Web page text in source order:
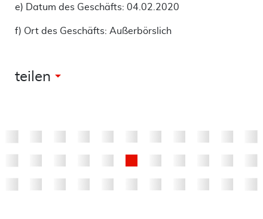
e) Datum des Geschäfts: 04.02.2020
f) Ort des Geschäfts: Außerbörslich
teilen arrow_drop_down